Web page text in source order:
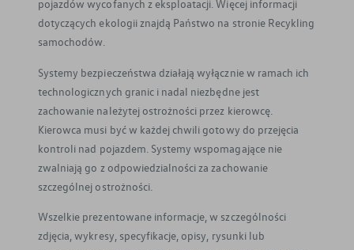
pojazdów wycofanych z eksploatacji. Więcej informacji
dotyczących ekologii znajdą Państwo na stronie Recykling
samochodów.
Systemy bezpieczeństwa działają wyłącznie w ramach ich
technologicznych granic i nadal niezbędne jest
zachowanie należytej ostrożności przez kierowcę.
Kierowca musi być w każdej chwili gotowy do przejęcia
kontroli nad pojazdem. Systemy wspomagające nie
zwalniają go z odpowiedzialności za zachowanie
szczególnej ostrożności.
Wszelkie prezentowane informacje, w szczególności
zdjęcia, wykresy, specyfikacje, opisy, rysunki lub